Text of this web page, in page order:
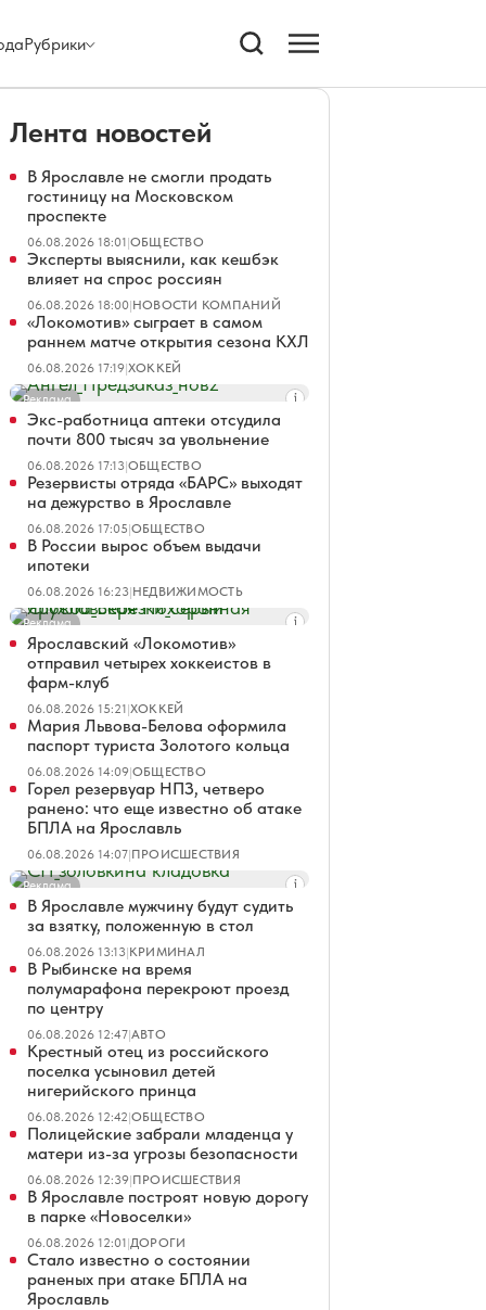
Рубрики
Лента новостей
В Ярославле не смогли продать
гостиницу на Московском
проспекте
06.08.2026 18:01|ОБЩЕСТВО
Эксперты выяснили, как кешбэк
влияет на спрос россиян
06.08.2026 18:00|НОВОСТИ КОМПАНИЙ
«Локомотив» сыграет в самом
раннем матче открытия сезона КХЛ
06.08.2026 17:19|ХОККЕЙ
Реклама
Экс-работница аптеки отсудила
почти 800 тысяч за увольнение
06.08.2026 17:13|ОБЩЕСТВО
Резервисты отряда «БАРС» выходят
на дежурство в Ярославле
06.08.2026 17:05|ОБЩЕСТВО
В России вырос объем выдачи
ипотеки
06.08.2026 16:23|НЕДВИЖИМОСТЬ
Реклама
Ярославский «Локомотив»
отправил четырех хоккеистов в
фарм-клуб
06.08.2026 15:21|ХОККЕЙ
Мария Львова-Белова оформила
паспорт туриста Золотого кольца
06.08.2026 14:09|ОБЩЕСТВО
Горел резервуар НПЗ, четверо
ранено: что еще известно об атаке
БПЛА на Ярославль
06.08.2026 14:07|ПРОИСШЕСТВИЯ
Реклама
В Ярославле мужчину будут судить
за взятку, положенную в стол
06.08.2026 13:13|КРИМИНАЛ
В Рыбинске на время
полумарафона перекроют проезд
по центру
06.08.2026 12:47|АВТО
Крестный отец из российского
поселка усыновил детей
нигерийского принца
06.08.2026 12:42|ОБЩЕСТВО
Полицейские забрали младенца у
матери из-за угрозы безопасности
06.08.2026 12:39|ПРОИСШЕСТВИЯ
В Ярославле построят новую дорогу
в парке «Новоселки»
06.08.2026 12:01|ДОРОГИ
Стало известно о состоянии
раненых при атаке БПЛА на
Ярославль